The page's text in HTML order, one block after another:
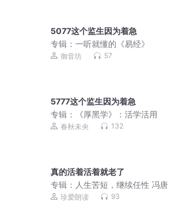
5077这个监生因为着急
专辑：一听就懂的《易经》
御音坊 57
5777这个监生因为着急
专辑：
《厚黑学》：活学活用
春秋未央 132
真的活着活着就老了
专辑： 人生苦短，继续任性 冯唐
珍爱朗读 93